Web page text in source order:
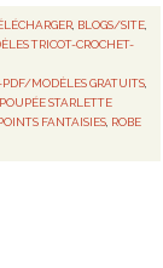
, BLOGS/SITE,
TRICOT-CROCHET-
MODÈLES GRATUITS
POUPÉE STARLETTE
FANTAISIES ROBE